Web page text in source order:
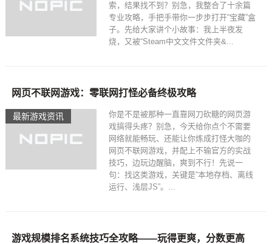
索，结果找不到？别急，我整合了十余篇
专业攻略，手把手带你一步步打开“宝藏”盒
子。先给大家讲个小故事：我上半夜发
烧，又被“Steam中文文件文件夹&...
最新游戏资讯
网页不联网游戏：零联网打怪必备终极攻略
你是不是被那种一直靠网刀砍糖的网页游
戏搞得头疼？别急，今天给你点个不需要
网络就能畅玩、还能让你炼成打怪大咖的
网页不联网游戏，并配上不输官方的实战
技巧，边玩边醒脑，爽到不行！先说一
句：找这类游戏，关键是“本地存档、离线
运行、浅层JS”。...
游戏规模排名系统技巧全攻略——玩得更爽，分数更高